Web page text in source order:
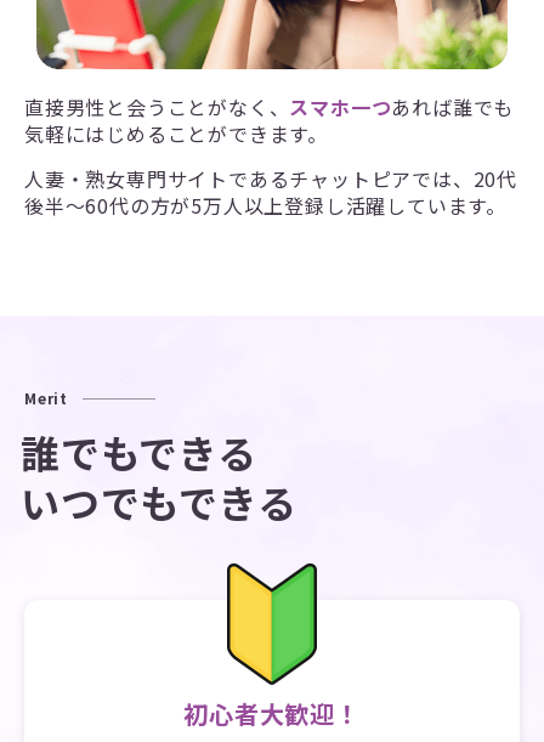
直接男性と会うことがなく、 スマホ一つあれば誰でも
気軽にはじめることができます。
人妻・熟女専門サイトであるチャットピアでは、20代
後半～60代の方が5万人以上登録し活躍しています。
Merit
誰でもできる
いつでもできる
初心者大歓迎！